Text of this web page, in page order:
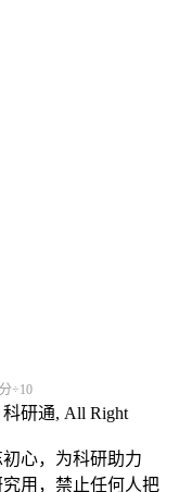
÷10
科研通, All Right
心，为科研助力
用，禁止任何人把